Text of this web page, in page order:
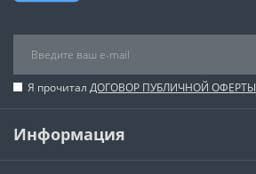
Я прочитал ДОГОВОР ПУБЛИЧНОЙ ОФЕРТЫ
Информация